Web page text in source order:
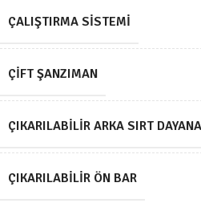
ÇALIŞTIRMA SISTEMI
ÇIFT ŞANZIMAN
ÇIKARILABILIR ARKA SIRT
ÇIKARILABILIR ÖN BAR